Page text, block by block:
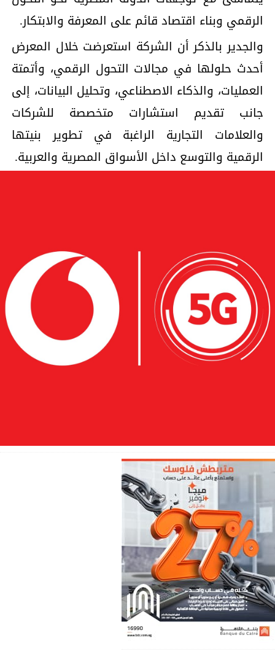
الرقمي وبناء اقتصاد قائم على المعرفة والابتكار.
والجدير بالذكر أن الشركة استعرضت خلال المعرض
أحدث حلولها في مجالات التحول الرقمي، وأتمتة
العمليات، والذكاء الاصطناعي، وتحليل البيانات، إلى
جانب تقديم استشارات متخصصة للشركات
والعلامات التجارية الراغبة في تطوير بنيتها
الرقمية والتوسع داخل الأسواق المصرية والعربية.